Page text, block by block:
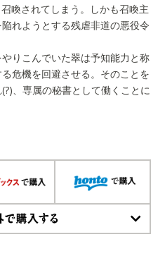
喚されてしまう。しかも召喚主
れようとする残虐非道の悪役令
りこんでいた翠は予知能力と称
危機を回避させる。そのことを
、専属の秘書として働くことに